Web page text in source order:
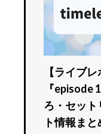
【ライブ
『episode
ろ・セット
ト情報まと